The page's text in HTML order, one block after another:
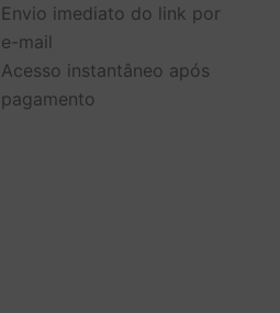
Envio imediato do link por
e-mail
Acesso instantâneo após
pagamento